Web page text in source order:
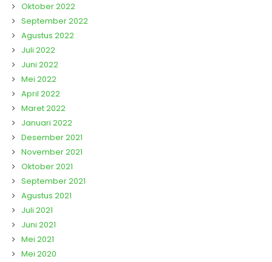
Oktober 2022
September 2022
Agustus 2022
Juli 2022
Juni 2022
Mei 2022
April 2022
Maret 2022
Januari 2022
Desember 2021
November 2021
Oktober 2021
September 2021
Agustus 2021
Juli 2021
Juni 2021
Mei 2021
Mei 2020